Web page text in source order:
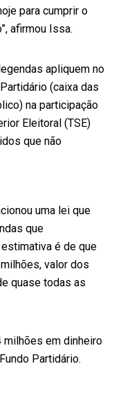
para cumprir o
afirmou Issa.
apliquem no
(caixa das
na participação
Eleitoral (TSE)
que não
uma lei que
que
é de que
valor dos
quase todas as
milhões em dinheiro
Partidário.